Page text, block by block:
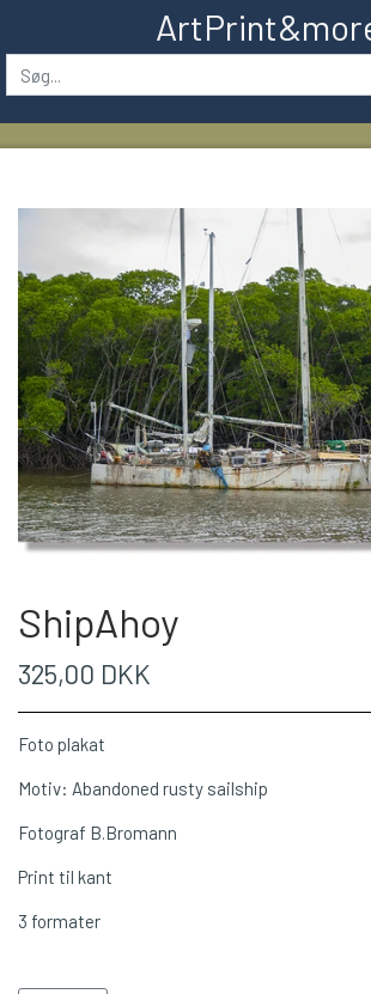
ShipAhoy
325,00 DKK
Foto plakat
Motiv: Abandoned rusty sailship
Fotograf B.Bromann
Print til kant
3 formater